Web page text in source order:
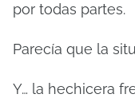
por todas partes.
Parecía que la
Y… la hechicera